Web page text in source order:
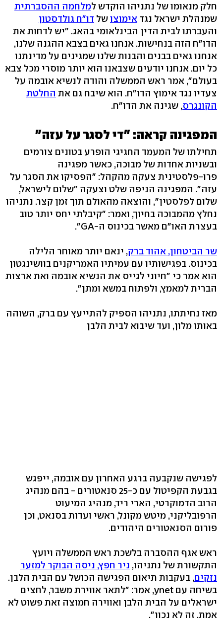
חלק מנאומו של נתניהו הוקדש למלחמה ההסברתית
שמנהלת ישראל נגד אימוצושל דו"ח גולדסטון
והעברתו לבית הדין הבינלאומי בהאג. "יש לדחות את
הדו"ח הזה בנחישות. אנחנו גאים בצבא ההגנה שלנו,
אנחנו גאים בבנים והבנות שלנו שמגינים על מדינתנו
כל יום. אנחנו יודעים שצבאנו הוא יותר מוסרי מכל צבא
בעולם", אמר ראש הממשלה והודה לנשיא אובמה על
צעדיו נגד אימוץ הדו"ח. הוא שיבח גם את החלטת
הקונגרס, שגינה את הדו"ח.
המפגינה קראה: "די לסגר על עזה"
תחילתו של המעמד החגיגי הופרע בטונים צורמים
ובשניות אחדות של מבוכה, כאשר מפגינה
פרו-פלסטינית צעקה מהקהל: "הפסיקו את הסגר על
עזה". המפגינה הניפה שלט וצעקה "שלום לישראל,
שלום לפלסטין", והוצאה מהאולם תוך זמן קצר. נתניהו
נחלץ מהמבוכה בחיוך, ואמר: "קיבלתי יחס יותר טוב
בעצרת האו"ם מאשר בכינוס ה-GA".
שר הביטחון, אהוד ברק, ינאם יותר מאוחר הלילה
בכינוס. בפגישותיו עם עמיתיו האמריקנים בוושינגטון
הוא אמר כי "חיוני לגייס את הנשיא אובמה ואת ארצות
הברית למאמץ, ולפתוח במשא ומתן".
מאז נחיתתו, נתניהו הספיק להתייעץ עם ברק, השוהה
באותו מלון, ועד שיבוא לבית הלבן
לפגישה שנקבעה ברגע האחרון עם אובמה, ייפגש
בגבעת הקפיטול עם כ-25 סנאטורים - בהם מנהיג
הרוב הדמוקרטי, הארי ריד, מנהיג המיעוט
הרפובליקני, מיטש מקונל, ראשי ועדות בסנאט, וכן
פורום הסנאטורים היהודים.
ראש אגף ההסברה בלשכת ראש הממשלה ויועץ
התקשורת של נתניהו, ניר חפץ, ניסה הבוקר למזער
נזקים, בעקבות תיאום הפגישה הכושל עם הבית הלבן.
בשיחה עם ynet, אמר: "לתאר אווירת משבר, לחצים
ישראלים על הבית הלבן ואווירה חמוצה זאת פשוט לא
אמת, זה לא נכון".